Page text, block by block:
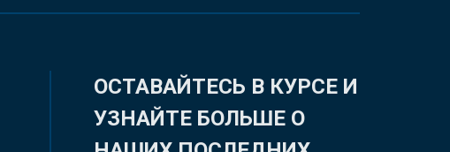
ОСТАВАЙТЕСЬ В КУРСЕ И
УЗНАЙТЕ БОЛЬШЕ О